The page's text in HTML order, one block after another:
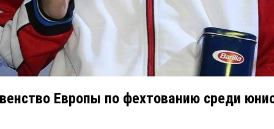
Европы по фехтованию среди